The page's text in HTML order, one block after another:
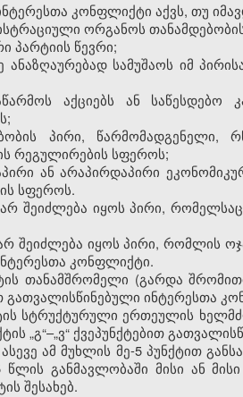
ინტერესთა კონფლიქტი აქვს, თუ
ორგანოს
პარტიის წევრი;
ანაზღაურებად სამუშაოს იმ
აქციებს ან საწესდებო
პირი, წარმომადგენელი,
რეგულირების სფეროს;
ან არაპირდაპირი
სფეროს.
არ შეიძლება იყოს პირი,
შეიძლება იყოს პირი, რომლის
კონფლიქტი.
თანამშრომელი (გარდა
გათვალისწინებული ინტერესთა
სტრუქტურული ერთეულის
„გ“–„ვ“ ქვეპუნქტებით
ასევე ამ მუხლის მე-5 პუნქტით
განმავლობაში მისი ან
შესახებ.